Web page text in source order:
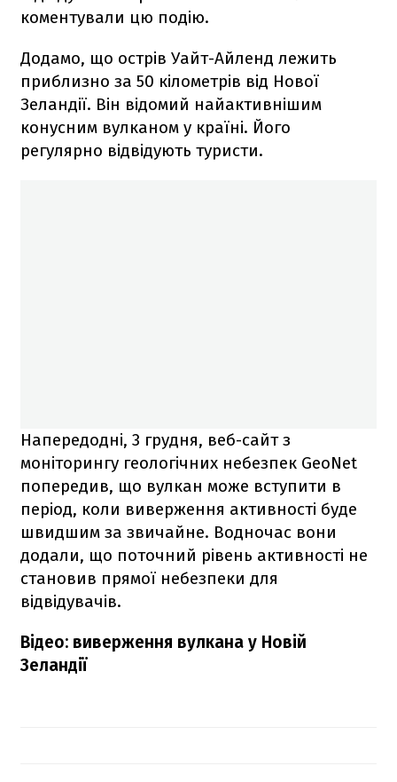
коментували цю подію.
Додамо, що острів Уайт-Айленд лежить
приблизно за 50 кілометрів від Нової
Зеландії. Він відомий найактивнішим
конусним вулканом у країні. Його
регулярно відвідують туристи.
Напередодні, 3 грудня, веб-сайт з
моніторингу геологічних небезпек GeoNet
попередив, що вулкан може вступити в
період, коли виверження активності буде
швидшим за звичайне. Водночас вони
додали, що поточний рівень активності не
становив прямої небезпеки для
відвідувачів.
Відео: виверження вулкана у Новій
Зеландії